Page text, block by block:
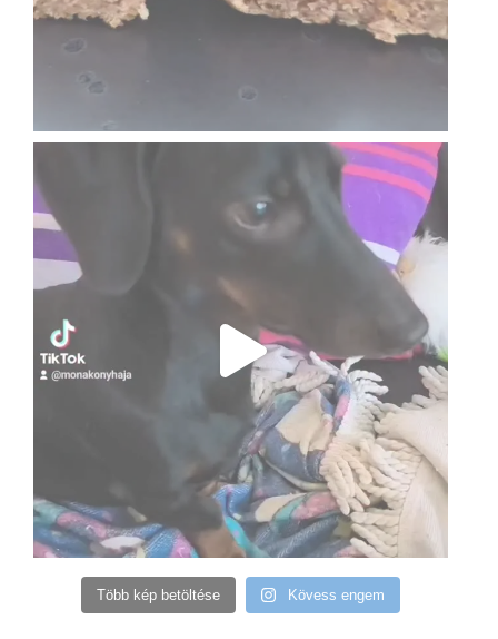
Több kép betöltése Kövess engem